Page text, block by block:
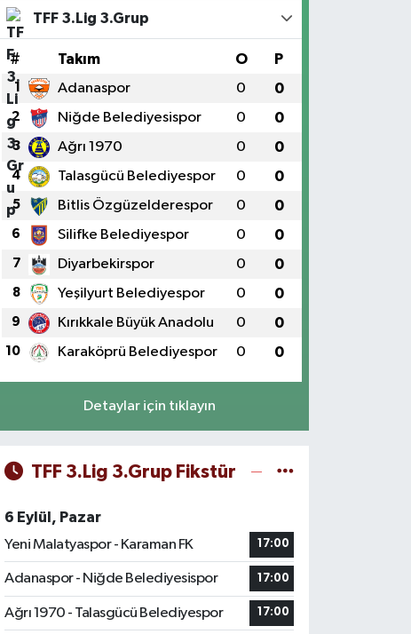
TFF 3.Lig 3.Grup
# Takım O P
1 Adanaspor 0 0
2 Niğde Belediyesispor 0 0
3 Ağrı 1970 0 0
4 Talasgücü Belediyespor 0 0
5 Bitlis Özgüzelderespor 0 0
6 Silifke Belediyespor 0 0
7 Diyarbekirspor 0 0
8 Yeşilyurt Belediyespor 0 0
9 Kırıkkale Büyük Anadolu 0 0
10 Karaköprü Belediyespor 0 0
Detaylar için tıklayın
TFF 3.Lig 3.Grup Fikstür
6 Eylül, Pazar
Yeni Malatyaspor - Karaman FK
17:00
Adanaspor - Niğde Belediyesispor 17:00
Ağrı 1970 - Talasgücü Belediyespor 17:00